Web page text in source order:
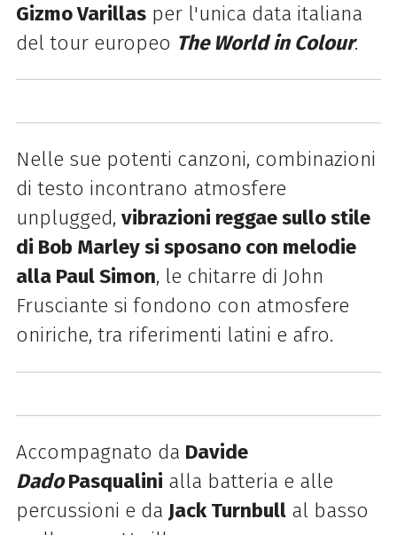
Gizmo Varillasper l'unica data italiana
del tour europeo The World in Colour.
Nelle sue potenti canzoni, combinazioni
di testo incontrano atmosfere
unplugged, vibrazioni reggae sullo stile
di Bob Marley si sposano con melodie
alla Paul Simon, le chitarre di John
Frusciante si fondono con atmosfere
oniriche, tra riferimenti latini e afro.
Accompagnato da Davide
DadoPasqualini alla batteria e alle
percussioni e da Jack Turnbullal basso